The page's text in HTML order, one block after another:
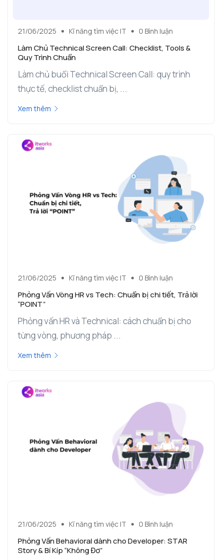
21/06/2025 Kĩ năng tìm việc IT 0 Bình luận
Làm Chủ Technical Screen Call: Checklist, Tools &
Quy Trình Chuẩn
Làm chủ buổi Technical Screen Call: quy trình
thực tế, checklist chuẩn bị, ...
Xem thêm
21/06/2025 Kĩ năng tìm việc IT 0 Bình luận
Phỏng Vấn Vòng HR vs Tech: Chuẩn bị chi tiết, Trả lời
“POINT”
Phỏng vấn HR và Technical: cách chuẩn bị cho
từng vòng, phương pháp ...
Xem thêm
21/06/2025 Kĩ năng tìm việc IT 0 Bình luận
Phỏng Vấn Behavioral dành cho Developer: STAR
Story & Bí Kíp “Không Đơ”